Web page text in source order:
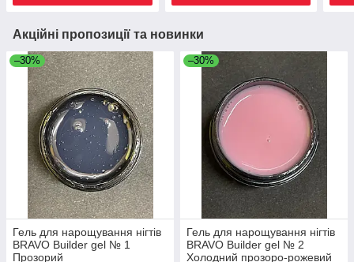
Акційні пропозиції та новинки
–30%
Гель для нарощування нігтів
BRAVO Builder gel № 1
Прозорий
–30%
Гель для нарощування нігтів
BRAVO Builder gel № 2
Холодний прозоро-рожевий